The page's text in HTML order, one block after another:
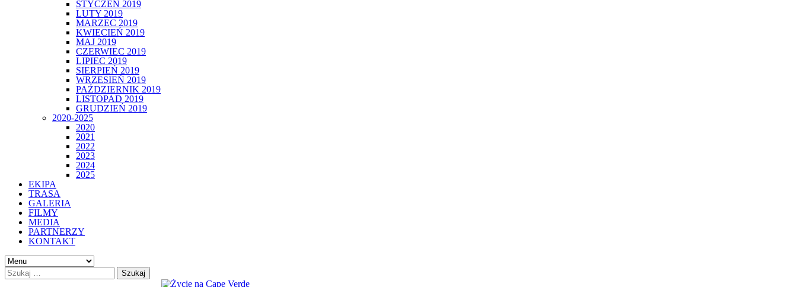
STYCZEŃ 2019
LUTY 2019
MARZEC 2019
KWIECIEŃ 2019
MAJ 2019
CZERWIEC 2019
LIPIEC 2019
SIERPIEŃ 2019
WRZESIEŃ 2019
PAŹDZIERNIK 2019
LISTOPAD 2019
GRUDZIEŃ 2019
2020-2025
2020
2021
2022
2023
2024
2025
EKIPA
TRASA
GALERIA
FILMY
MEDIA
PARTNERZY
KONTAKT